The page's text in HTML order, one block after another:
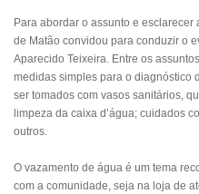
Para abordar o assunto e
de Matão convidou para conduzir o
Aparecido Teixeira. Entre os
medidas simples para o diagnóstico
ser tomados com vasos sanitários,
limpeza da caixa d’água; cuidados
outros.
O vazamento de água é um tema
com a comunidade, seja na loja de